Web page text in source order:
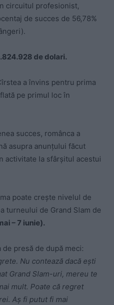
circuitul profesionist,
de succes de 56,78%
de dolari.
a învins pentru prima
pe primul loc în
succes, românca a
asupra anunțului făcut
activitate la sfârșitul acestui
poate crește nivelul de
turneului de Grand Slam de
– 7 iunie).
presă de după meci:
Nu contează dacă ești
Grand Slam-uri, mereu te
mult. Poate că regret
Aș fi putut fi mai